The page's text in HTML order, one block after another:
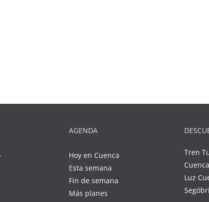
AGENDA
Hoy en Cuenca
Esta semana
Fin de semana
Más planes
Tren
Luz